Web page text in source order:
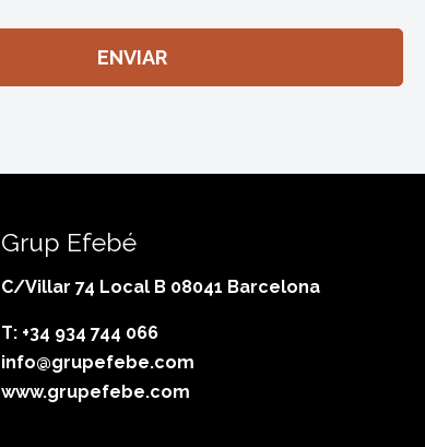
Grup Efebé
C/Villar 74 Local B 08041 Barcelona
T: +34 934 744 066
info@grupefebe.com
www.grupefebe.com